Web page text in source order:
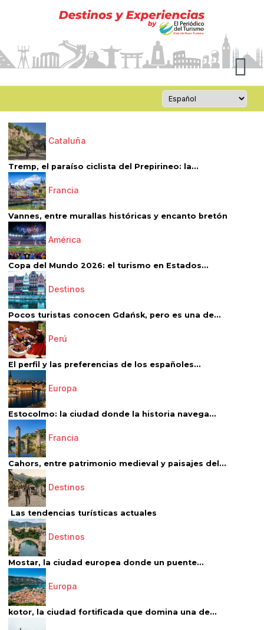
Cataluña
Tremp, el paraíso ciclista del Prepirineo: la...
Francia
Vannes, entre murallas históricas y encanto bretón
América
Copa del Mundo 2026: el turismo en Estados...
Destinos
Pocos turistas conocen Gdańsk, pero es una de...
Perú
El perfil y las preferencias de los españoles...
Europa
Estocolmo: la ciudad donde la historia navega...
Francia
Cahors, entre patrimonio medieval y paisajes del...
Destinos
Las tendencias turísticas actuales
Destinos
Mostar, la ciudad europea donde un puente...
Europa
kotor, la ciudad fortificada que domina una de...